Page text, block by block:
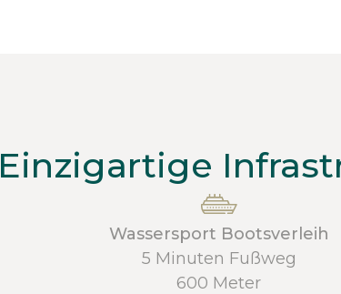
Einzigartige
Wassersport Bootsverleih
5 Minuten Fußweg
600 Meter